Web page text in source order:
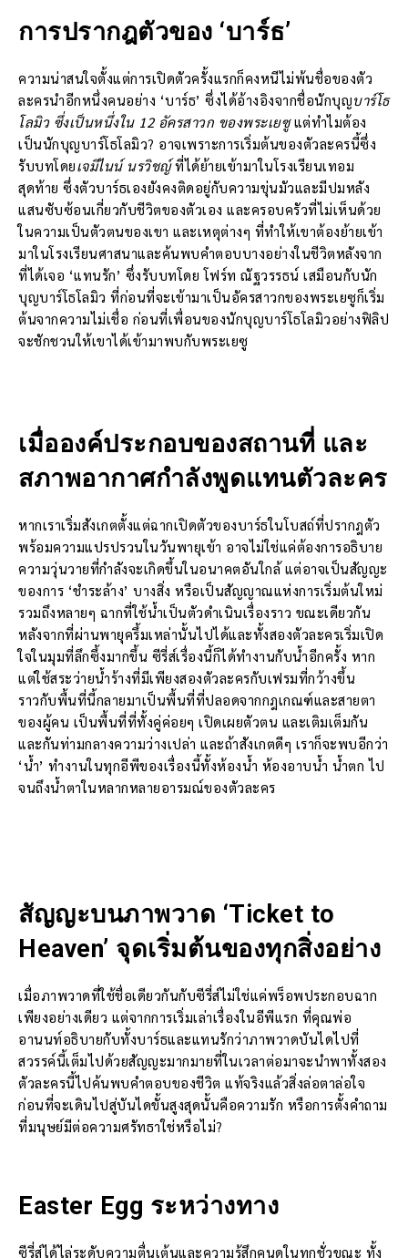
การปรากฎตัวของ ‘บาร์ธ’
ความน่าสนใจตั้งแต่การเปิดตัวครั้งแรกก็คงหนีไม่พ้นชื่อของตัว
ละครนำอีกหนึ่งคนอย่าง ‘บาร์ธ’ ซึ่งได้อ้างอิงจากชื่อนักบุญบาร์โธ
โลมิว ซึ่งเป็นหนึ่งใน 12 อัครสาวก ของพระเยซูแต่ทำไมต้อง
เป็นนักบุญบาร์โธโลมิว? อาจเพราะการเริ่มต้นของตัวละครนี้ซึ่ง
รับบทโดยเจมีไนน์ นรวิชญ์ที่ได้ย้ายเข้ามาในโรงเรียนเทอม
สุดท้าย ซึ่งตัวบาร์ธเองยังคงติดอยู่กับความขุ่นมัวและมีปมหลัง
แสนซับซ้อนเกี่ยวกับชีวิตของตัวเอง และครอบครัวที่ไม่เห็นด้วย
ในความเป็นตัวตนของเขา และเหตุต่างๆ ที่ทำให้เขาต้องย้ายเข้า
มาในโรงเรียนศาสนาและค้นพบคำตอบบางอย่างในชีวิตหลังจาก
ที่ได้เจอ ‘แทนรัก’ ซึ่งรับบทโดย โฟร์ท ณัฐวรรธน์ เสมือนกับนัก
บุญบาร์โธโลมิว ที่ก่อนที่จะเข้ามาเป็นอัครสาวกของพระเยซูก็เริ่ม
ต้นจากความไม่เชื่อ ก่อนที่เพื่อนของนักบุญบาร์โธโลมิวอย่างฟิลิป
จะชักชวนให้เขาได้เข้ามาพบกับพระเยซู
เมื่อองค์ประกอบของสถานที่ และ
สภาพอากาศกำลังพูดแทนตัวละคร
หากเราเริ่มสังเกตตั้งแต่ฉากเปิดตัวของบาร์ธในโบสถ์ที่ปรากฎตัว
พร้อมความแปรปรวนในวันพายุเข้า อาจไม่ใช่แค่ต้องการอธิบาย
ความวุ่นวายที่กำลังจะเกิดขึ้นในอนาคตอันใกล้ แต่อาจเป็นสัญญะ
ของการ ‘ชำระล้าง’ บางสิ่ง หรือเป็นสัญญาณแห่งการเริ่มต้นใหม่
รวมถึงหลายๆ ฉากที่ใช้น้ำเป็นตัวดำเนินเรื่องราว ขณะเดียวกัน
หลังจากที่ผ่านพายุครึ้มเหล่านั้นไปได้และทั้งสองตัวละครเริ่มเปิด
ใจในมุมที่ลึกซึ้งมากขึ้น ซีรี่ส์เรื่องนี้ก็ได้ทำงานกับน้ำอีกครั้ง หาก
แต่ใช้สระว่ายน้ำร้างที่มีเพียงสองตัวละครกับเฟรมที่กว้างขึ้น
ราวกับพื้นที่นี้กลายมาเป็นพื้นที่ที่ปลอดจากกฎเกณฑ์และสายตา
ของผู้คน เป็นพื้นที่ที่ทั้งคู่ค่อยๆ เปิดเผยตัวตน และเติมเต็มกัน
และกันท่ามกลางความว่างเปล่า และถ้าสังเกตดีๆ เราก็จะพบอีกว่า
‘น้ำ’ ทำงานในทุกอีพีของเรื่องนี้ทั้งห้องน้ำ ห้องอาบน้ำ น้ำตก ไป
จนถึงน้ำตาในหลากหลายอารมณ์ของตัวละคร
สัญญะบนภาพวาด ‘Ticket to
Heaven’ จุดเริ่มต้นของทุกสิ่งอย่าง
เมื่อภาพวาดที่ใช้ชื่อเดียวกันกับซีรี่ส์ไม่ใช่แค่พร็อพประกอบฉาก
เพียงอย่างเดียว แต่จากการเริ่มเล่าเรื่องในอีพีแรก ที่คุณพ่อ
อานนท์อธิบายกับทั้งบาร์ธและแทนรักว่าภาพวาดบันไดไปที่
สวรรค์นี้เต็มไปด้วยสัญญะมากมายที่ในเวลาต่อมาจะนำพาทั้งสอง
ตัวละครนี้ไปค้นพบคำตอบของชีวิต แท้จริงแล้วสิ่งล่อตาล่อใจ
ก่อนที่จะเดินไปสู่บันไดขั้นสูงสุดนั้นคือความรัก หรือการตั้งคำถาม
ที่มนุษย์มีต่อความศรัทธาใช่หรือไม่?
Easter Egg ระหว่างทาง
ซีรี่ส์ได้ไล่ระดับความตื่นเต้นและความรู้สึกคนดูในทุกชั่วขณะ ทั้ง